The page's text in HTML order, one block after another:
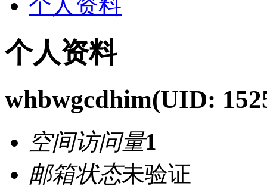
个人资料
whbwgcdhim(UID:
空间访问量1
邮箱状态未验证